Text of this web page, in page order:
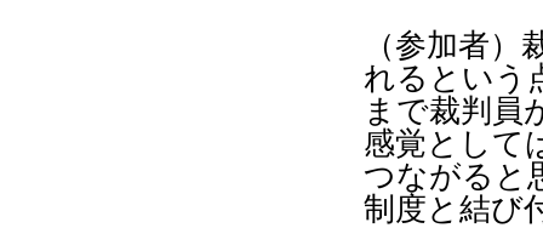
（参加者
れるという
まで裁判員
感覚として
つながると
制度と結び